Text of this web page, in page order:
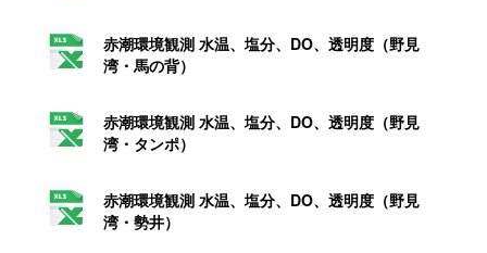
赤潮環境観測 水温、塩分、DO、透明度（野見
湾・馬の背）
赤潮環境観測 水温、塩分、DO、透明度（野見
湾・タンポ）
赤潮環境観測 水温、塩分、DO、透明度（野見
湾・勢井）